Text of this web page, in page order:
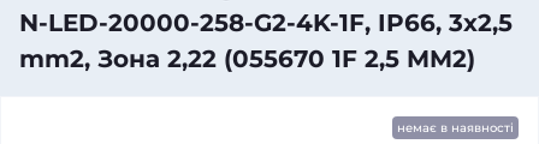
N-LED-20000-258-G2-4K-1F, IP66, 3x2,5
mm2, Зона 2,22 (055670 1F 2,5 MM2)
немає в наявності